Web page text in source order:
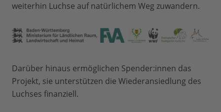
weiterhin Luchse auf natürlichem Weg zuwandern.
Darüber hinaus ermöglichen Spender:innen das
Projekt, sie unterstützen die Wiederansiedlung des
Luchses finanziell.